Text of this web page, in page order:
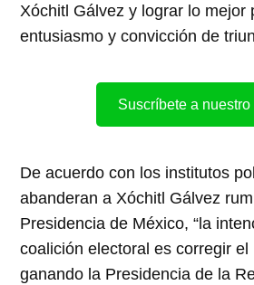
Xóchitl Gálvez y lograr lo mejor
entusiasmo y convicción de
Suscríbete a nuestro
De acuerdo con los institutos
abanderan a Xóchitl Gálvez
Presidencia de México, “la
coalición electoral es corregir
ganando la Presidencia de la